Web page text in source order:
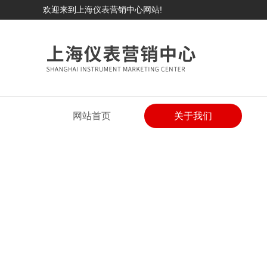
欢迎来到上海仪表营销中心网站!
网站首页 关于我们